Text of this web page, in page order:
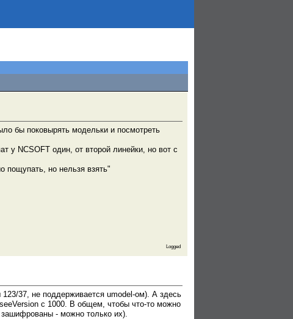
бы поковырять модельки и посмотреть
у NCSOFT один, от второй линейки, но вот с
пощупать, но нельзя взять"
Logged
37, не поддерживается umodel-ом). А здесь
с 1000. В общем, чтобы что-то можно
- можно только их).